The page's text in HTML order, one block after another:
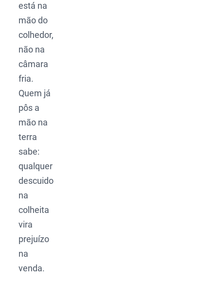
está na
mão do
colhedor,
não na
câmara
fria.
Quem já
pôs a
mão na
terra
sabe:
qualquer
descuido
na
colheita
vira
prejuízo
na
venda.